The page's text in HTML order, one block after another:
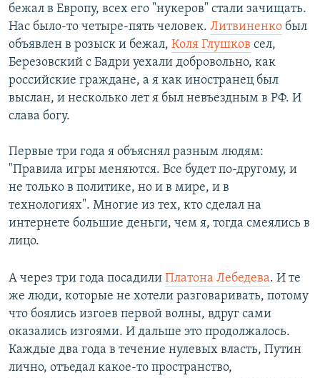
бежал в Европу, всех его "нукеров" стали зачищать.
Нас было-то четыре-пять человек. Литвиненко был
объявлен в розыск и бежал, Коля Глушков сел,
Березовский с Бадри уехали добровольно, как
российские граждане, а я как иностранец был
выслан, и несколько лет я был невъездным в РФ. И
слава богу.
Первые три года я объяснял разным людям:
"Правила игры меняются. Все будет по-другому, и
не только в политике, но и в мире, и в
технологиях". Многие из тех, кто сделал на
интернете большие деньги, чем я, тогда смеялись в
лицо.
А через три года посадили Платона Лебедева. И те
же люди, которые не хотели разговаривать, потому
что боялись изгоев первой волны, вдруг сами
оказались изгоями. И дальше это продолжалось.
Каждые два года в течение нулевых власть, Путин
лично, отъедал какое-то пространство,